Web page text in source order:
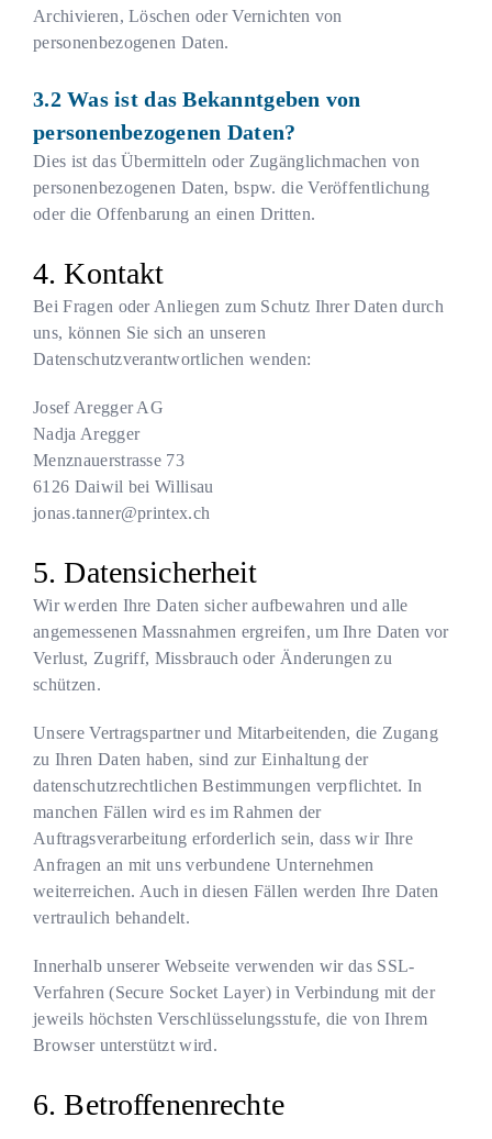
Archivieren, Löschen oder Vernichten von
personenbezogenen Daten.
Was ist das Bekanntgeben von
personenbezogenen Daten?
Dies ist das Übermitteln oder Zugänglichmachen von
personenbezogenen Daten, bspw. die Veröffentlichung
oder die Offenbarung an einen Dritten.
Kontakt
Bei Fragen oder Anliegen zum Schutz Ihrer Daten durch
uns, können Sie sich an unseren
Datenschutzverantwortlichen wenden:
Josef Aregger AG
Nadja Aregger
Menznauerstrasse 73
6126 Daiwil bei Willisau
jonas.tanner@printex.ch
Datensicherheit
Wir werden Ihre Daten sicher aufbewahren und alle
angemessenen Massnahmen ergreifen, um Ihre Daten vor
Verlust, Zugriff, Missbrauch oder Änderungen zu
schützen.
Unsere Vertragspartner und Mitarbeitenden, die Zugang
zu Ihren Daten haben, sind zur Einhaltung der
datenschutzrechtlichen Bestimmungen verpflichtet. In
manchen Fällen wird es im Rahmen der
Auftragsverarbeitung erforderlich sein, dass wir Ihre
Anfragen an mit uns verbundene Unternehmen
weiterreichen. Auch in diesen Fällen werden Ihre Daten
vertraulich behandelt.
Innerhalb unserer Webseite verwenden wir das SSL-
Verfahren (Secure Socket Layer) in Verbindung mit der
jeweils höchsten Verschlüsselungsstufe, die von Ihrem
Browser unterstützt wird.
Betroffenenrechte